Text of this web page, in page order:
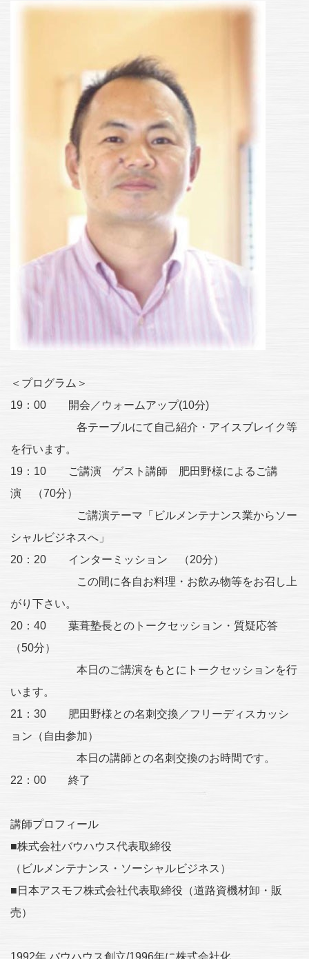
＜プログラム＞
19：00 開会／ウォームアップ(10分)
各テーブルにて自己紹介・アイスブレイク等
を行います。
19：10 ご講演 ゲスト講師 肥田野様によるご講
演 （70分）
ご講演テーマ「ビルメンテナンス業からソー
シャルビジネスへ」
20：20 インターミッション （20分）
この間に各自お料理・お飲み物等をお召し上
がり下さい。
20：40 葉葺塾長とのトークセッション・質疑応答
（50分）
本日のご講演をもとにトークセッションを行
います。
21：30 肥田野様との名刺交換／フリーディスカッシ
ョン（自由参加）
本日の講師との名刺交換のお時間です。
22：00 終了
講師プロフィール
■株式会社バウハウス代表取締役
（ビルメンテナンス・ソーシャルビジネス）
■日本アスモフ株式会社代表取締役（道路資機材卸・販
売）